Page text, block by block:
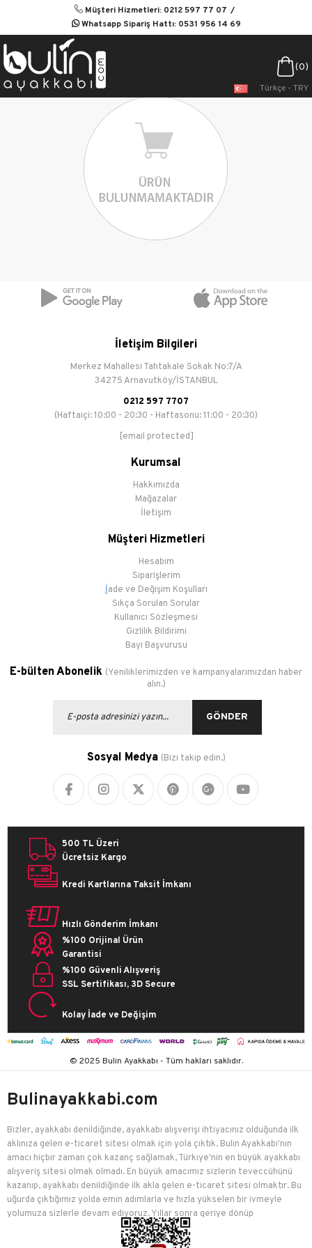
Müşteri Hizmetleri: 0212 597 77 07
Whatsapp Sipariş Hattı: 0531 956 14 69
0
Türkçe - TRY
İletişim Bilgileri
Merkez Mahallesi Tahtakale Sokak No:7/A
34275 Arnavutköy/İSTANBUL
0212 597 7707
(Haftaiçi: 10:00 - 20:30 - Haftasonu: 11:00 - 20:30)
[email protected]
Kurumsal
Hakkımızda
Mağazalar
İletişim
Müşteri Hizmetleri
Hesabım
Siparişlerim
İade ve Değişim Koşulları
Sıkça Sorulan Sorular
Kullanıcı Sözleşmesi
Gizlilik Bildirimi
Bayi Başvurusu
E-bülten Abonelik (Yeniliklerimizden ve kampanyalarımızdan haber
alın.)
GÖNDER
Sosyal Medya (Bizi takip edin.)
500 TL Üzeri
Ücretsiz Kargo
Kredi Kartlarına Taksit İmkanı
Hızlı Gönderim İmkanı
%100 Orijinal Ürün
Garantisi
%100 Güvenli Alışveriş
SSL Sertifikası, 3D Secure
Kolay İade ve Değişim
© 2025 Bulin Ayakkabı - Tüm hakları saklıdır.
Bulinayakkabi.com
Bizler, ayakkabı denildiğinde, ayakkabı alışverişi ihtiyacınız olduğunda ilk
aklınıza gelen e-ticaret sitesi olmak için yola çıktık. Bulin Ayakkabı'nın
amacı hiçbir zaman çok kazanç sağlamak, Türkiye'nin en büyük ayakkabı
alışveriş sitesi olmak olmadı. En büyük amacımız sizlerin teveccühünü
kazanıp, ayakkabı denildiğinde ilk akla gelen e-ticaret sitesi olmaktır. Bu
uğurda çıktığımız yolda emin adımlarla ve hızla yükselen bir ivmeyle
yolumuza sizlerle devam ediyoruz. Yıllar sonra geriye dönüp
baktığımızda birçok mutlu müşteriyi edindiğimiz için çok mutluyuz.